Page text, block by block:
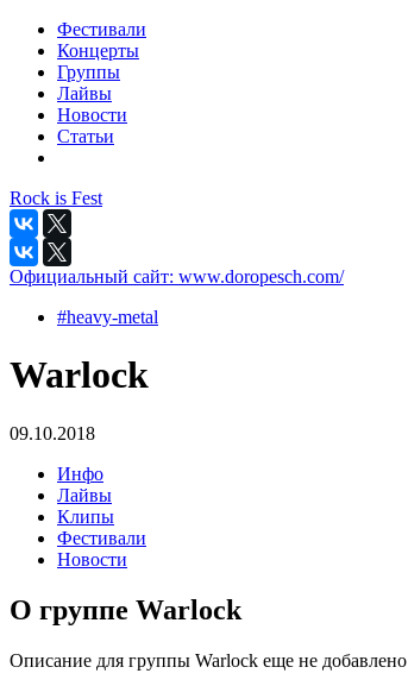
Фестивали
Концерты
Группы
Лайвы
Новости
Статьи
Rock is Fest
Официальный сайт: www.doropesch.com/
#heavy-metal
Warlock
09.10.2018
Инфо
Лайвы
Клипы
Фестивали
Новости
О группе Warlock
Описание для группы Warlock еще не добавлено